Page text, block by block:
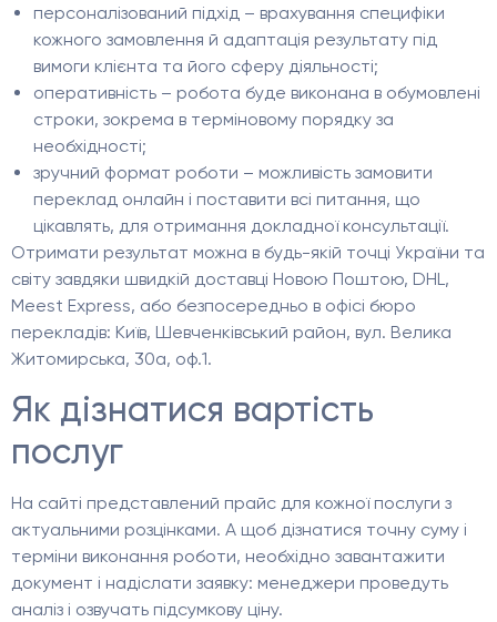
персоналізований підхід – врахування специфіки
кожного замовлення й адаптація результату під
вимоги клієнта та його сферу діяльності;
оперативність – робота буде виконана в обумовлені
строки, зокрема в терміновому порядку за
необхідності;
зручний формат роботи – можливість замовити
переклад онлайн і поставити всі питання, що
цікавлять, для отримання докладної консультації.
Отримати результат можна в будь-якій точці України та
світу завдяки швидкій доставці Новою Поштою, DHL,
Meest Express, або безпосередньо в офісі бюро
перекладів: Київ, Шевченківський район, вул. Велика
Житомирська, 30а, оф.1.
Як дізнатися вартість
послуг
На сайті представлений прайс для кожної послуги з
актуальними розцінками. А щоб дізнатися точну суму і
терміни виконання роботи, необхідно завантажити
документ і надіслати заявку: менеджери проведуть
аналіз і озвучать підсумкову ціну.